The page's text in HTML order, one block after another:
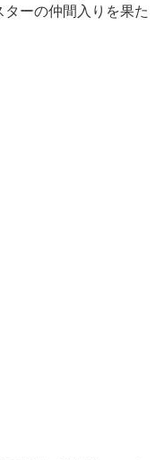
ーの仲間入りを果た